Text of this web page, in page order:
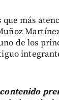
que más
de los